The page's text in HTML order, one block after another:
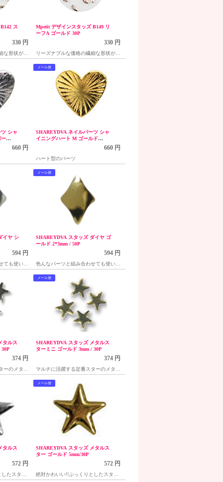
ス
330 円
な形状が特
ズ
Mpetit デザインスタッズ B149 リ
ーフA ゴールド 30P
330 円
リーズナブルな価格の繊細な形状が特
長の可愛いスタッズシリーズ
シャ
ー
660 円
メール便
SHAREYDVA ネイルパーツ シャ
イニングハート M ゴールド
660 円
ハート型のパーツ
イヤ シ
594 円
ても使いや
メール便
SHAREYDVA スタッズ ダイヤ ゴ
ールド 2*3mm / 50P
594 円
色んなパーツと組み合わせても使いや
すいダイヤ型スタッズ
タルス
374 円
ーのメタル
メール便
SHAREYDVA スタッズ メタルス
ターミニ ゴールド 3mm / 30P
374 円
マルチに活躍する定番スターのメタル
スタッズ、3mm×30個入り
タルス
572 円
たスタッ
メール便
SHAREYDVA スタッズ メタルス
ター ゴールド 5mm/30P
572 円
絶対かわいい!!ぷっくりとしたスタッ